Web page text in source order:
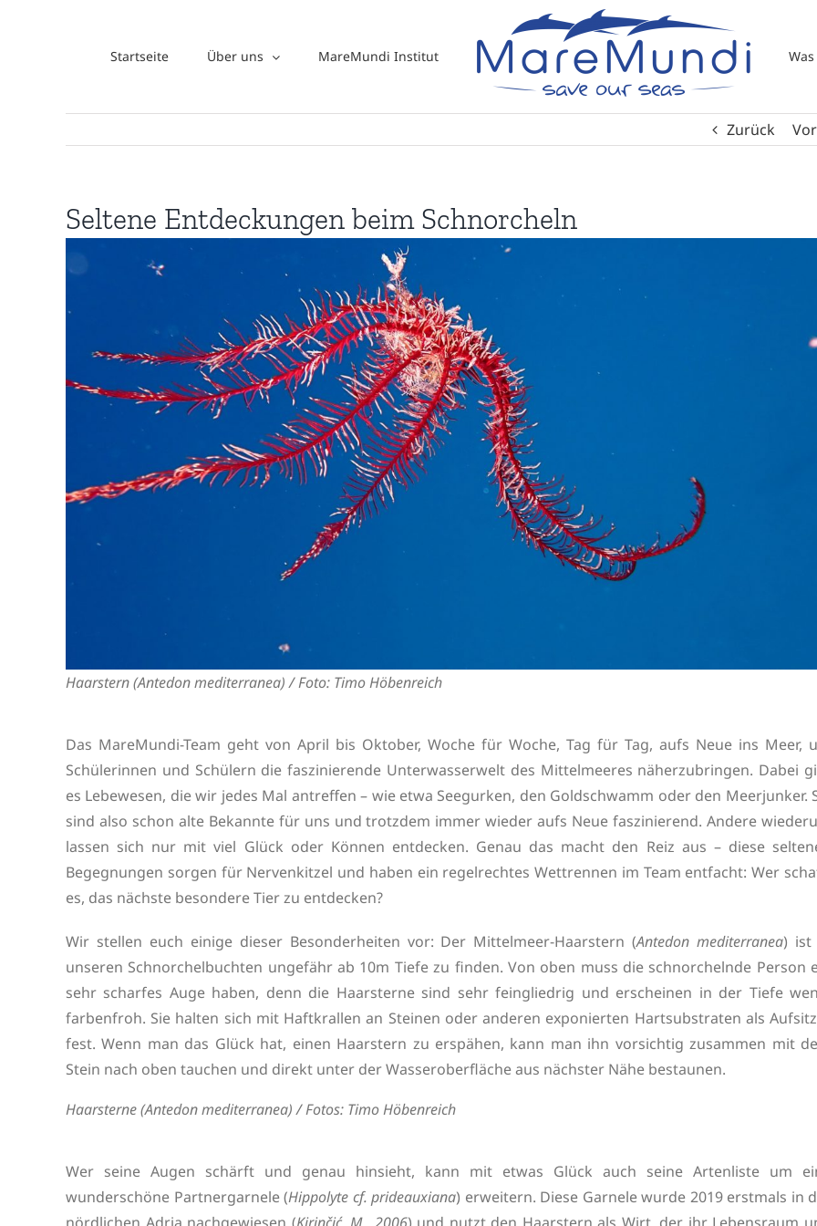
Startseite Über uns MareMundi Institut
Zurück Vor
Seltene Entdeckungen beim Schnorcheln
Haarstern (Antedon mediterranea) / Foto: Timo Höbenreich
Das MareMundi-Team geht von April bis Oktober, Woche für Woche, Tag für Tag, aufs Neue ins Meer,
Schülerinnen und Schülern die faszinierende Unterwasserwelt des Mittelmeeres näherzubringen. Dabei
es Lebewesen, die wir jedes Mal antreffen – wie etwa Seegurken, den Goldschwamm oder den Meerjunker.
sind also schon alte Bekannte für uns und trotzdem immer wieder aufs Neue faszinierend. Andere
lassen sich nur mit viel Glück oder Können entdecken. Genau das macht den Reiz aus – diese
Begegnungen sorgen für Nervenkitzel und haben ein regelrechtes Wettrennen im Team entfacht: Wer
es, das nächste besondere Tier zu entdecken?
Wir stellen euch einige dieser Besonderheiten vor: Der Mittelmeer-Haarstern (Antedon mediterranea) ist
unseren Schnorchelbuchten ungefähr ab 10m Tiefe zu finden. Von oben muss die schnorchelnde Person
sehr scharfes Auge haben, denn die Haarsterne sind sehr feingliedrig und erscheinen in der Tiefe
farbenfroh. Sie halten sich mit Haftkrallen an Steinen oder anderen exponierten Hartsubstraten als
fest. Wenn man das Glück hat, einen Haarstern zu erspähen, kann man ihn vorsichtig zusammen mit
Stein nach oben tauchen und direkt unter der Wasseroberfläche aus nächster Nähe bestaunen.
Haarsterne (Antedon mediterranea) / Fotos: Timo Höbenreich
Wer seine Augen schärft und genau hinsieht, kann mit etwas Glück auch seine Artenliste um
wunderschöne Partnergarnele (Hippolyte cf. prideauxiana) erweitern. Diese Garnele wurde 2019 erstmals in
nördlichen Adria nachgewiesen (Kirinčić, M., 2006) und nutzt den Haarstern als Wirt, der ihr Lebensraum